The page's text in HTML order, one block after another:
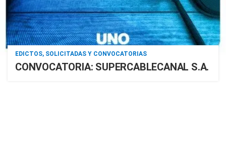
EDICTOS, SOLICITADAS Y CONVOCATORIAS
CONVOCATORIA: SUPERCABLECANAL S.A.